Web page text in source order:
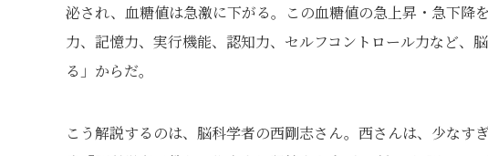
泌され、血糖値は急激に下がる。この血糖値の急上昇・急下降
力、記憶力、実行機能、認知力、セルフコントロール力など、
る」からだ。
こう解説するのは、脳科学者の西剛志さん。西さんは、少な